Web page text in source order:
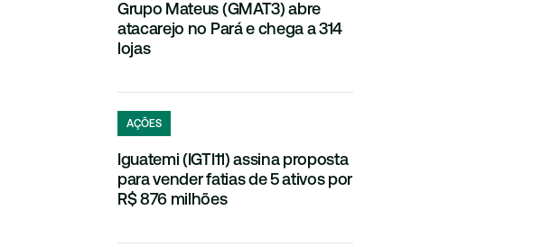
Grupo Mateus (GMAT3) abre
atacarejo no Pará e chega a 314
lojas
AÇÕES
Iguatemi (IGTI11) assina proposta
para vender fatias de 5 ativos por
R$ 876 milhões